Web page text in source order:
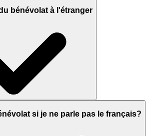
bénévolat à l'étranger
si je ne parle pas le français?